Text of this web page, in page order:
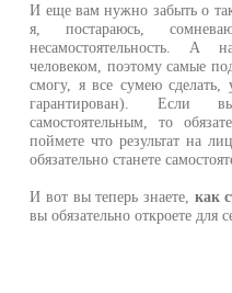
И еще вам нужно забыть о
я, постараюсь,
несамостоятельность. А
человеком, поэтому самые
смогу, я все сумею сделать,
гарантирован). Если
самостоятельным, то
поймете что результат на
обязательно станете
И вот вы теперь знаете, как
вы обязательно откроете для